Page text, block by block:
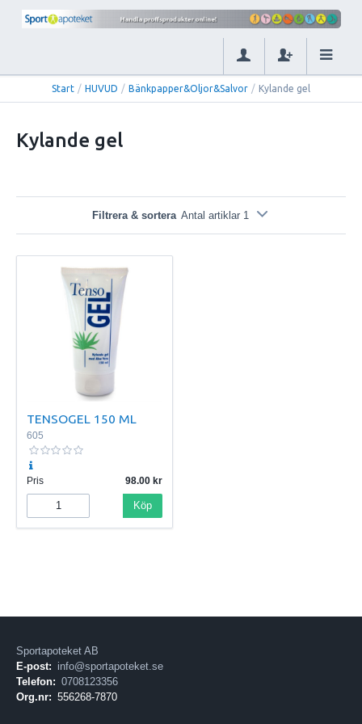
Start / HUVUD / Bänkpapper&Oljor&Salvor / Kylande gel
Kylande gel
Filtrera & sortera Antal artiklar 1
TENSOGEL 150 ML
605
Pris 98.00
Köp
Sportapoteket AB
E-post: info@sportapoteket.se
Telefon: 0708123356
Org.nr: 556268-7870